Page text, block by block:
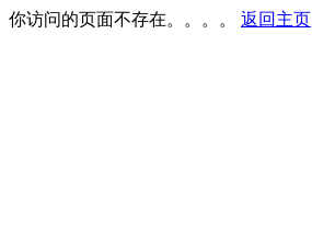
你访问的页面不存在。。。。 返回主页